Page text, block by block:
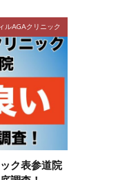
ルAGAクリニック
ク表参道院